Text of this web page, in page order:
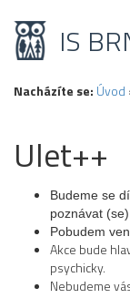
IS
Nacházíte se: Úvod
Ulet++
Budeme se
poznávat (se).
Pobudem
Akce bude
psychicky.
Nebudeme